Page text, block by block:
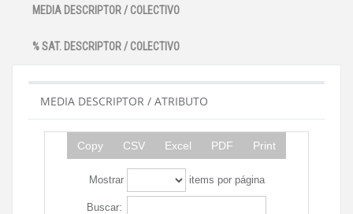
MEDIA DESCRIPTOR / COLECTIVO
% SAT. DESCRIPTOR / COLECTIVO
MEDIA DESCRIPTOR / ATRIBUTO
Copy CSV Excel PDF Print
Mostrar items por página
Buscar: